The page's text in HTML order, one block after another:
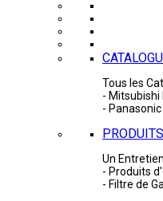
Tous les
- Mitsubishi
-
Un
- Produits
- Filtre de